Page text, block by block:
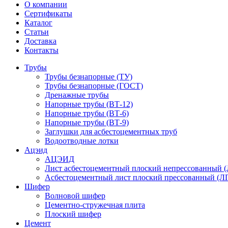
О компании
Сертификаты
Каталог
Статьи
Доставка
Контакты
Трубы
Трубы безнапорные (ТУ)
Трубы безнапорные (ГОСТ)
Дренажные трубы
Напорные трубы (ВТ-12)
Напорные трубы (ВТ-6)
Напорные трубы (ВТ-9)
Заглушки для асбестоцементных труб
Водоотводные лотки
Ацэид
АЦЭИД
Лист асбестоцементный плоский
Асбестоцементный лист плоский прессованный
Шифер
Волновой шифер
Цементно-стружечная плита
Плоский шифер
Цемент